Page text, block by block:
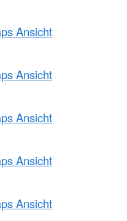
Ansicht
Ansicht
Ansicht
Ansicht
Ansicht